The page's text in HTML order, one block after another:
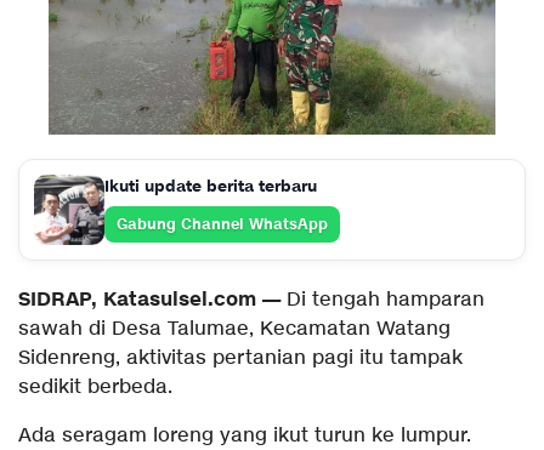
Ikuti update berita terbaru
Gabung Channel WhatsApp
SIDRAP, Katasulsel.com — Di tengah hamparan
sawah di Desa Talumae, Kecamatan Watang
Sidenreng, aktivitas pertanian pagi itu tampak
sedikit berbeda.
Ada seragam loreng yang ikut turun ke lumpur.